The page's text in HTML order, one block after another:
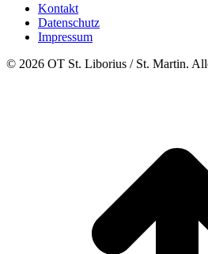
Kontakt
Datenschutz
Impressum
© 2026 OT St. Liborius / St. Martin.